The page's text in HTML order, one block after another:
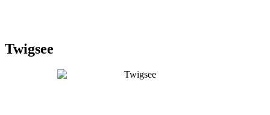
Twigsee